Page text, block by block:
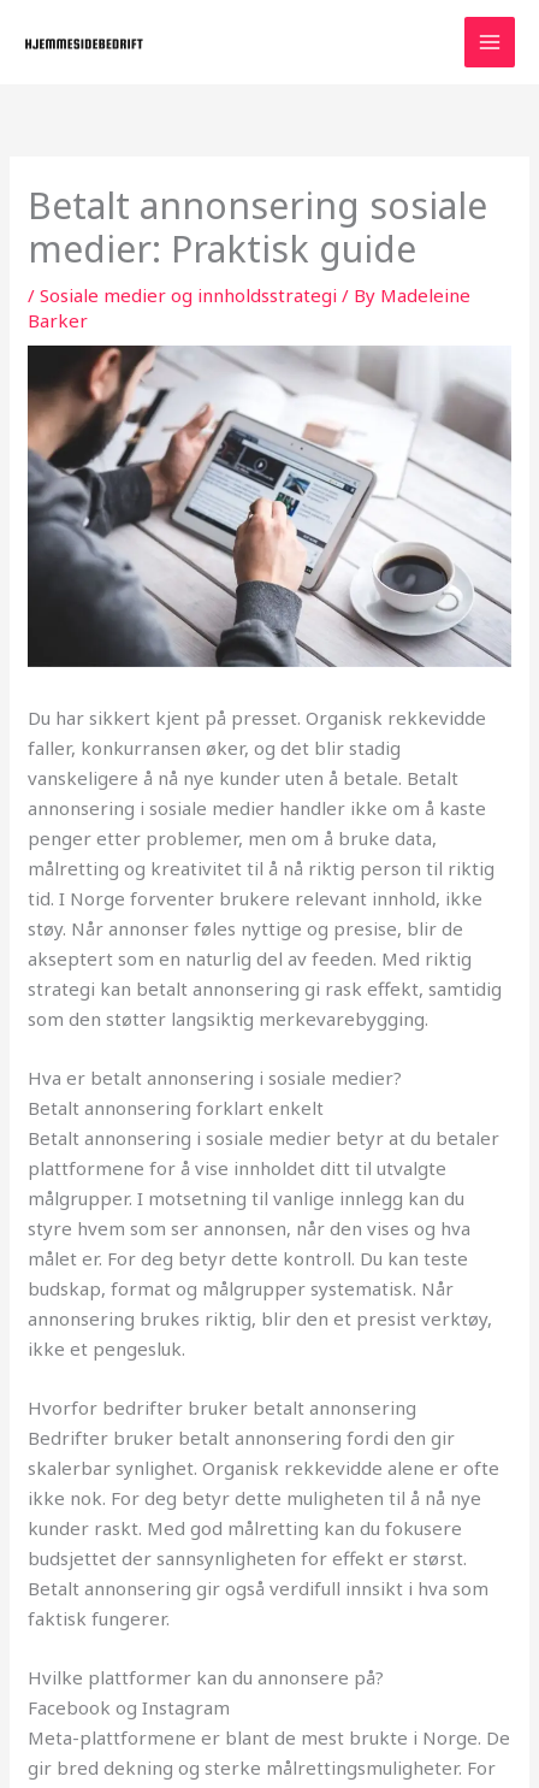
Betalt annonsering sosiale
medier: Praktisk guide
/Sosiale medier og innholdsstrategi / By Madeleine
Barker
Du har sikkert kjent på presset. Organisk rekkevidde
faller, konkurransen øker, og det blir stadig
vanskeligere å nå nye kunder uten å betale. Betalt
annonsering i sosiale medier handler ikke om å kaste
penger etter problemer, men om å bruke data,
målretting og kreativitet til å nå riktig person til riktig
tid. I Norge forventer brukere relevant innhold, ikke
støy. Når annonser føles nyttige og presise, blir de
akseptert som en naturlig del av feeden. Med riktig
strategi kan betalt annonsering gi rask effekt, samtidig
som den støtter langsiktig merkevarebygging.
Hva er betalt annonsering i sosiale medier?
Betalt annonsering forklart enkelt
Betalt annonsering i sosiale medier betyr at du betaler
plattformene for å vise innholdet ditt til utvalgte
målgrupper. I motsetning til vanlige innlegg kan du
styre hvem som ser annonsen, når den vises og hva
målet er. For deg betyr dette kontroll. Du kan teste
budskap, format og målgrupper systematisk. Når
annonsering brukes riktig, blir den et presist verktøy,
ikke et pengesluk.
Hvorfor bedrifter bruker betalt annonsering
Bedrifter bruker betalt annonsering fordi den gir
skalerbar synlighet. Organisk rekkevidde alene er ofte
ikke nok. For deg betyr dette muligheten til å nå nye
kunder raskt. Med god målretting kan du fokusere
budsjettet der sannsynligheten for effekt er størst.
Betalt annonsering gir også verdifull innsikt i hva som
faktisk fungerer.
Hvilke plattformer kan du annonsere på?
Facebook og Instagram
Meta-plattformene er blant de mest brukte i Norge. De
gir bred dekning og sterke målrettingsmuligheter. For